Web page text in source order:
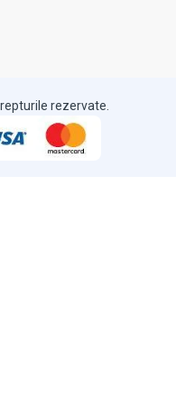
rezervate.